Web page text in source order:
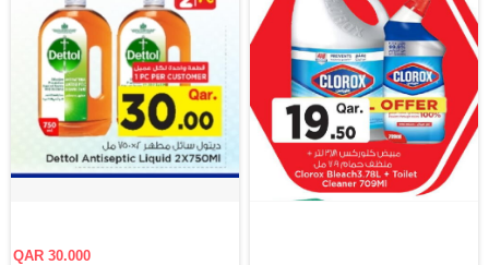
QAR 30.000